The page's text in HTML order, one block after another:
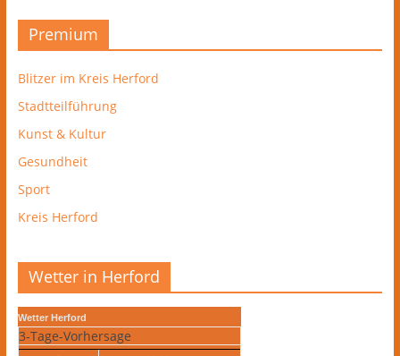
Premium
Blitzer im Kreis Herford
Stadtteilführung
Kunst & Kultur
Gesundheit
Sport
Kreis Herford
Wetter in Herford
Wetter Herford
3-Tage-Vorhersage